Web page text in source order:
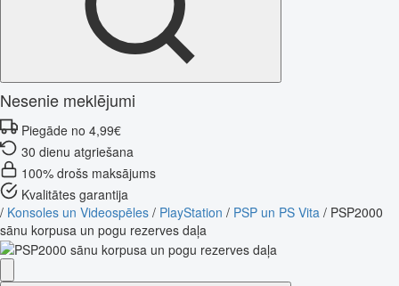
Nesenie meklējumi
Piegāde no 4,99€
30 dienu atgriešana
100% drošs maksājums
Kvalitātes garantija
/ Konsoles un Videospēles / PlayStation / PSP un PS Vita / PSP2000
sānu korpusa un pogu rezerves daļa